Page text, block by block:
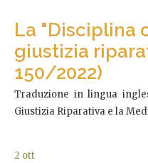
La "Disciplina
giustizia
150/2022)
Traduzione in lingua
Giustizia Riparativa e la
2 ott